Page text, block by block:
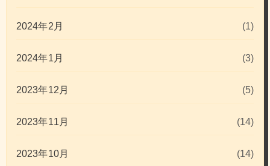
2024年2月 (1)
2024年1月 (3)
2023年12月 (5)
2023年11月 (14)
2023年10月 (14)